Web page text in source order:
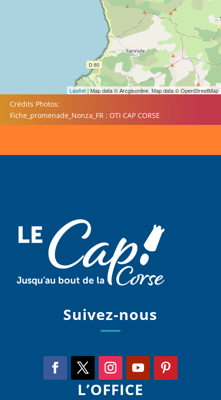
Leaflet | Map data © Arcgisonline, Map data © OpenStreetMap
Crédits Photos:
Fiche_promenade_Nonza_FR : OTI CAP CORSE
Suivez-nous
L’OFFICE